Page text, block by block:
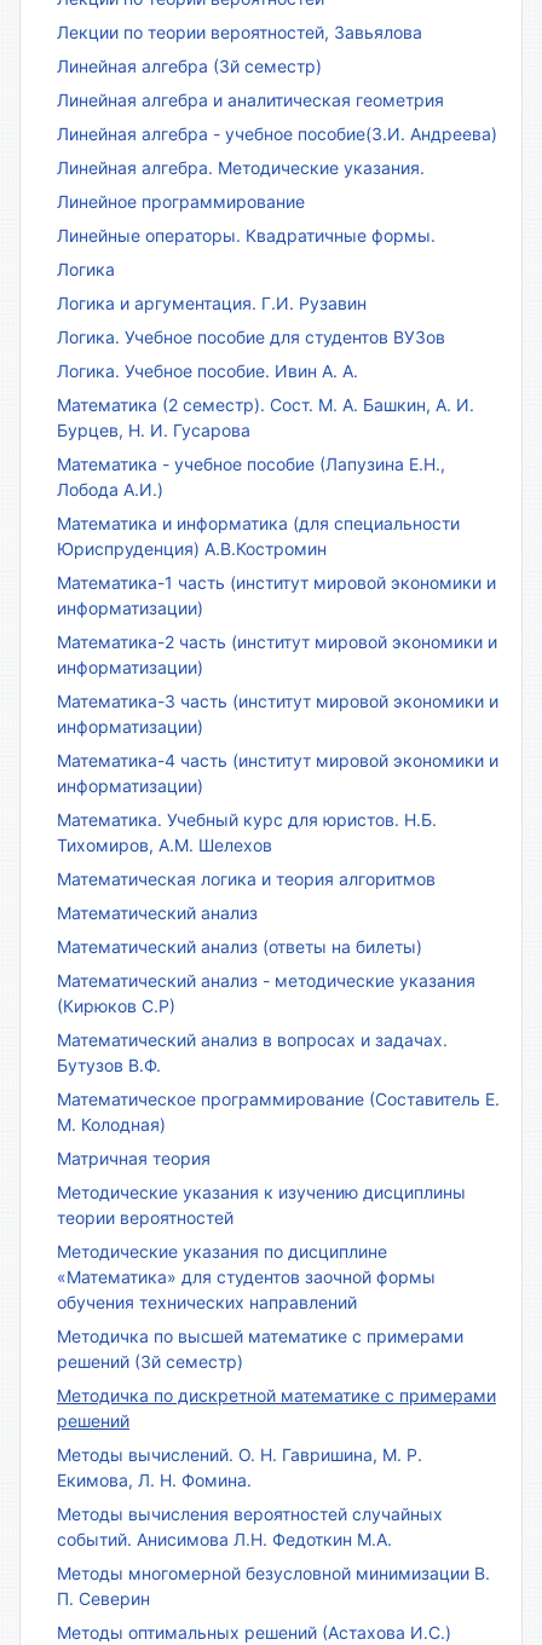
Лекции по теории вероятностей, Завьялова
Линейная алгебра (3й семестр)
Линейная алгебра и аналитическая геометрия
Линейная алгебра - учебное пособие(З.И. Андреева)
Линейная алгебра. Методические указания.
Линейное программирование
Линейные операторы. Квадратичные формы.
Логика
Логика и аргументация. Г.И. Рузавин
Логика. Учебное пособие для студентов ВУЗов
Логика. Учебное пособие. Ивин А. А.
Математика (2 семестр). Сост. М. А. Башкин, А. И.
Бурцев, Н. И. Гусарова
Математика - учебное пособие (Лапузина Е.Н.,
Лобода А.И.)
Математика и информатика (для специальности
Юриспруденция) А.В.Костромин
Математика-1 часть (институт мировой экономики и
информатизации)
Математика-2 часть (институт мировой экономики и
информатизации)
Математика-3 часть (институт мировой экономики и
информатизации)
Математика-4 часть (институт мировой экономики и
информатизации)
Математика. Учебный курс для юристов. Н.Б.
Тихомиров, А.М. Шелехов
Математическая логика и теория алгоритмов
Математический анализ
Математический анализ (ответы на билеты)
Математический анализ - методические указания
(Кирюков С.Р)
Математический анализ в вопросах и задачах.
Бутузов В.Ф.
Математическое программирование (Составитель Е.
М. Колодная)
Матричная теория
Методические указания к изучению дисциплины
теории вероятностей
Методические указания по дисциплине
«Математика» для студентов заочной формы
обучения технических направлений
Методичка по высшей математике с примерами
решений (3й семестр)
Методичка по дискретной математике с примерами
решений
Методы вычислений. О. Н. Гавришина, М. Р.
Екимова, Л. Н. Фомина.
Методы вычисления вероятностей случайных
событий. Анисимова Л.Н. Федоткин М.А.
Методы многомерной безусловной минимизации В.
П. Северин
Методы оптимальных решений (Астахова И.С.)